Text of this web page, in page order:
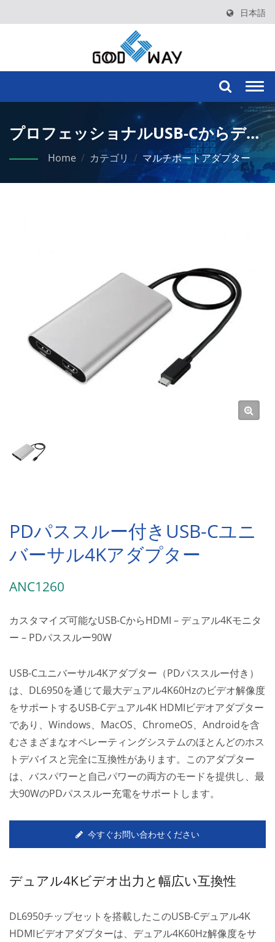
日本語
プロフェッショナルUSB-Cからデュ
アル4K HDMIアダプター（パワーデ
リバリー付き）
Home / カテゴリ / マルチポートアダプター
PDパススルー付きUSB-Cユニ
バーサル4Kアダプター
ANC1260
カスタマイズ可能なUSB-CからHDMI – デュアル4Kモニタ
ー – PDパススルー90W
USB-Cユニバーサル4Kアダプター（PDパススルー付き）
は、DL6950を通じて最大デュアル4K60Hzのビデオ解像度
をサポートするUSB-Cデュアル4K HDMIビデオアダプター
であり、Windows、MacOS、ChromeOS、Androidを含
むさまざまなオペレーティングシステムのほとんどのホス
トデバイスと完全に互換性があります。このアダプター
は、バスパワーと自己パワーの両方のモードを提供し、最
大90WのPDパススルー充電をサポートします。
今すぐお問い合わせください
デュアル4Kビデオ出力と幅広い互換性
DL6950チップセットを搭載したこのUSB-Cデュアル4K
HDMIビデオアダプターは、デュアル4K60Hz解像度をサ